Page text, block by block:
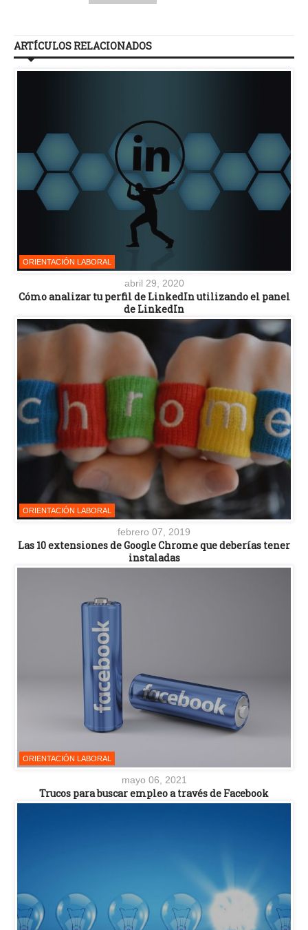
ARTÍCULOS RELACIONADOS
ORIENTACIÓN LABORAL
abril 29, 2020
Cómo analizar tu perfil de LinkedIn utilizando el panel
de LinkedIn
ORIENTACIÓN LABORAL
febrero 07, 2019
Las 10 extensiones de Google Chrome que deberías tener
instaladas
ORIENTACIÓN LABORAL
mayo 06, 2021
Trucos para buscar empleo a través de Facebook